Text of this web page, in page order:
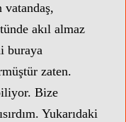
vatandaş,
akıl almaz
buraya
zaten.
Bize
Yukarıdaki